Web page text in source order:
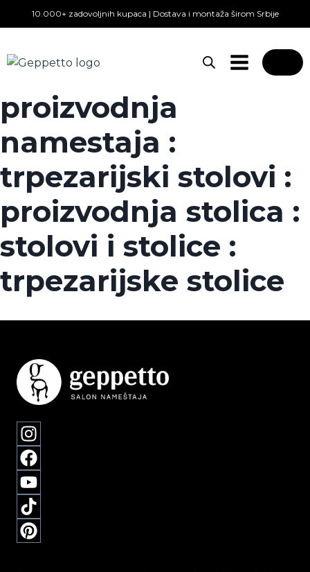
to
10.000+ zadovoljnih kupaca | Dostava i montaža širom Srbije
proizvodnja
namestaja :
trpezarijski stolovi :
proizvodnja stolica :
stolovi i stolice :
trpezarijske stolice